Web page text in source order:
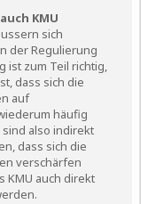
KMU
sich
der Regulierung
ist zum Teil richtig,
dass sich die
auf
häufig
also indirekt
dass sich die
verschärfen
KMU auch direkt